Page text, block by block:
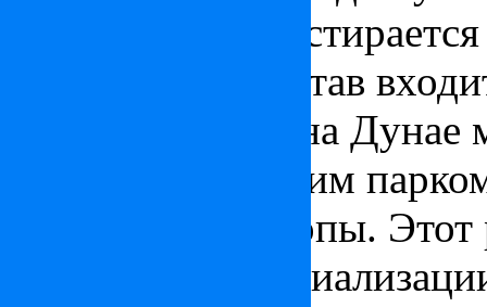
Будапешта и
города. В его состав
расположенный на
является городским
дендрарием Европы.
центром